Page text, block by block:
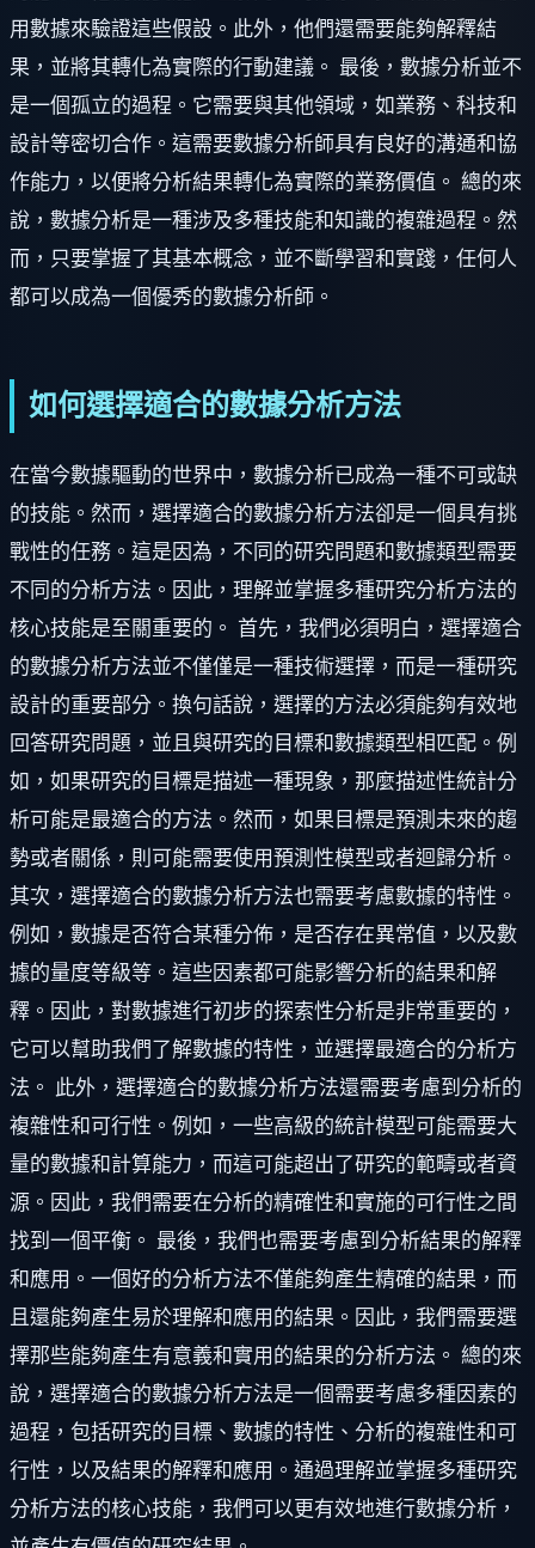
用數據來驗證這些假設。此外，他們還需要能夠解釋結
果，並將其轉化為實際的行動建議。 最後，數據分析並不
是一個孤立的過程。它需要與其他領域，如業務、科技和
設計等密切合作。這需要數據分析師具有良好的溝通和協
作能力，以便將分析結果轉化為實際的業務價值。 總的來
說，數據分析是一種涉及多種技能和知識的複雜過程。然
而，只要掌握了其基本概念，並不斷學習和實踐，任何人
都可以成為一個優秀的數據分析師。
如何選擇適合的數據分析方法
在當今數據驅動的世界中，數據分析已成為一種不可或缺
的技能。然而，選擇適合的數據分析方法卻是一個具有挑
戰性的任務。這是因為，不同的研究問題和數據類型需要
不同的分析方法。因此，理解並掌握多種研究分析方法的
核心技能是至關重要的。 首先，我們必須明白，選擇適合
的數據分析方法並不僅僅是一種技術選擇，而是一種研究
設計的重要部分。換句話說，選擇的方法必須能夠有效地
回答研究問題，並且與研究的目標和數據類型相匹配。例
如，如果研究的目標是描述一種現象，那麼描述性統計分
析可能是最適合的方法。然而，如果目標是預測未來的趨
勢或者關係，則可能需要使用預測性模型或者迴歸分析。
其次，選擇適合的數據分析方法也需要考慮數據的特性。
例如，數據是否符合某種分佈，是否存在異常值，以及數
據的量度等級等。這些因素都可能影響分析的結果和解
釋。因此，對數據進行初步的探索性分析是非常重要的，
它可以幫助我們了解數據的特性，並選擇最適合的分析方
法。 此外，選擇適合的數據分析方法還需要考慮到分析的
複雜性和可行性。例如，一些高級的統計模型可能需要大
量的數據和計算能力，而這可能超出了研究的範疇或者資
源。因此，我們需要在分析的精確性和實施的可行性之間
找到一個平衡。 最後，我們也需要考慮到分析結果的解釋
和應用。一個好的分析方法不僅能夠產生精確的結果，而
且還能夠產生易於理解和應用的結果。因此，我們需要選
擇那些能夠產生有意義和實用的結果的分析方法。 總的來
說，選擇適合的數據分析方法是一個需要考慮多種因素的
過程，包括研究的目標、數據的特性、分析的複雜性和可
行性，以及結果的解釋和應用。通過理解並掌握多種研究
分析方法的核心技能，我們可以更有效地進行數據分析，